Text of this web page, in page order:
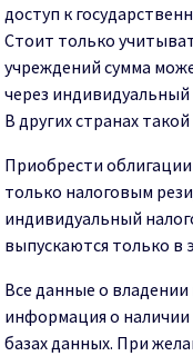
доступ к
Стоит только
учреждений сумма
через
В других странах
Приобрести
только налоговым
индивидуальный
выпускаются только в
Все данные о
информация о наличии
базах данных. При